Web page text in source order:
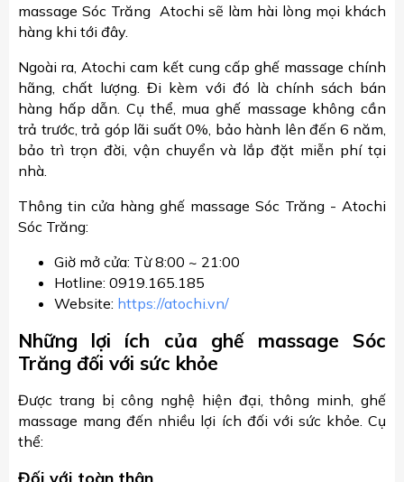
massage Sóc Trăng Atochi sẽ làm hài lòng mọi khách
hàng khi tới đây.
Ngoài ra, Atochi cam kết cung cấp ghế massage chính
hãng, chất lượng. Đi kèm với đó là chính sách bán
hàng hấp dẫn. Cụ thể, mua ghế massage không cần
trả trước, trả góp lãi suất 0%, bảo hành lên đến 6 năm,
bảo trì trọn đời, vận chuyển và lắp đặt miễn phí tại
nhà.
Thông tin cửa hàng ghế massage Sóc Trăng - Atochi
Sóc Trăng:
Giờ mở cửa: Từ 8:00 ~ 21:00
Hotline: 0919.165.185
Website: https://atochi.vn/
Những lợi ích của ghế massage Sóc
Trăng đối với sức khỏe
Được trang bị công nghệ hiện đại, thông minh, ghế
massage mang đến nhiều lợi ích đối với sức khỏe. Cụ
thể: